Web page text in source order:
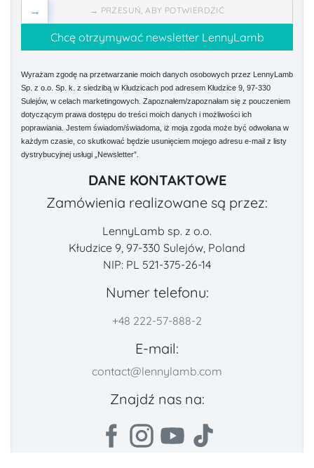
→ PRZESUŃ, ABY POTWIERDZIĆ
→
Wyrażam zgodę na przetwarzanie moich danych osobowych przez LennyLamb
Sp. z o.o. Sp. k. z siedzibą w Kłudzicach pod adresem Kłudzice 9, 97-330
Sulejów, w celach marketingowych. Zapoznałem/zapoznałam się z pouczeniem
dotyczącym prawa dostępu do treści moich danych i możliwości ich
poprawiania. Jestem świadom/świadoma, iż moja zgoda może być odwołana w
każdym czasie, co skutkować będzie usunięciem mojego adresu e-mail z listy
dystrybucyjnej usługi „Newsletter”.
DANE KONTAKTOWE
Zamówienia realizowane są przez:
LennyLamb sp. z o.o.
Kłudzice 9, 97-330 Sulejów, Poland
NIP: PL 521-375-26-14
Numer telefonu:
+48 222-57-888-2
E-mail:
contact@lennylamb.com
Znajdź nas na: